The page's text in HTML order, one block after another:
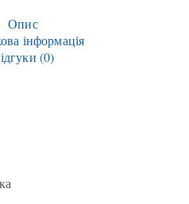
Опис
інформація
(0)